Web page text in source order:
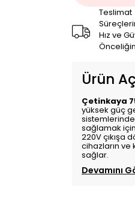
Teslimat
Hız ve
Ürün
Çetinkaya
yüksek güç
sağlamak
220V çıkışa
cihazların ve
sağlar.
Devamını